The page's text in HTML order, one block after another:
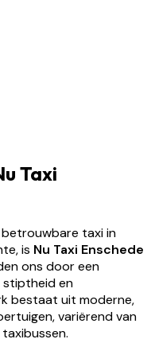
Taxi
taxi in
is Nu Taxi Enschede
ons door een
stiptheid en
bestaat uit moderne,
variërend van